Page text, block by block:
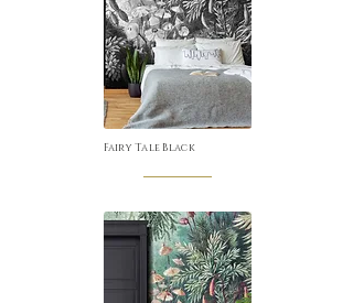
Fairy Tale Black